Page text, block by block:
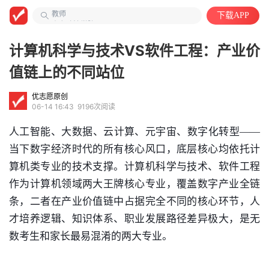
教师
山东政法学院
下载APP
计算机科学与技术VS软件工程：产业价
值链上的不同站位
优志愿原创
06-14 16:43 9196次阅读
人工智能、大数据、云计算、元宇宙、数字化转型——
当下数字经济时代的所有核心风口，底层核心均依托计
算机类专业的技术支撑。 计算机科学与技术、 软件工程
作为计算机领域两大王牌核心专业，覆盖数字产业全链
条，二者在产业价值链中占据完全不同的核心环节，人
才培养逻辑、知识体系、职业发展路径差异极大，是无
数考生和家长最易混淆的两大专业。